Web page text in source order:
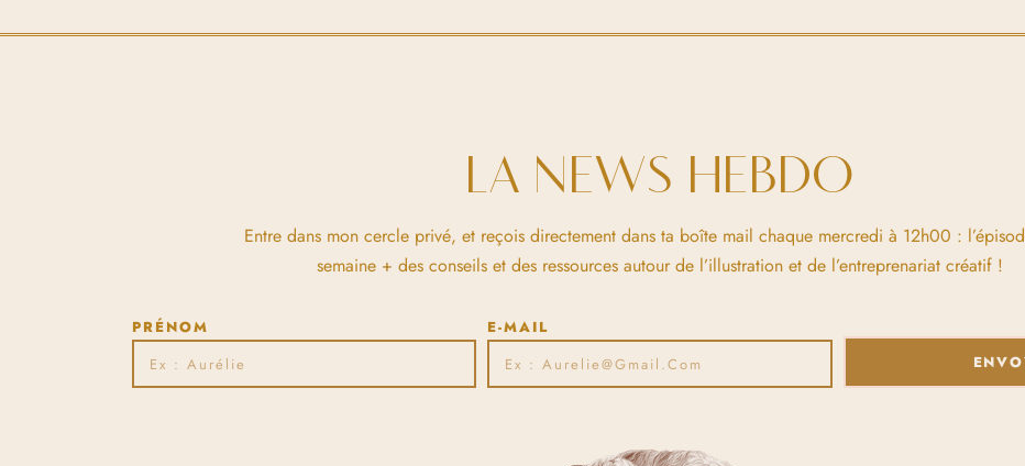
LA NEWS HEBDO
Entre dans mon cercle privé, et reçois directement dans ta boîte mail chaque mercredi à 12h00 :
semaine + des conseils et des ressources autour de l’illustration et de l’entreprenariat créatif !
PRÉNOM
E-MAIL